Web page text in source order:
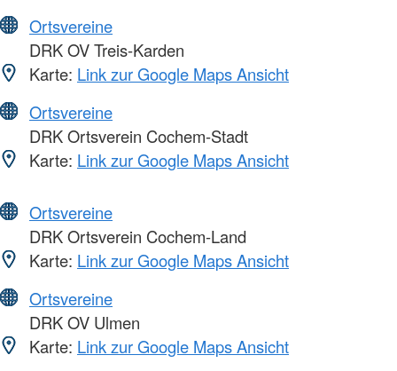
Ortsvereine
DRK OV Treis-Karden
Karte: Link zur Google Maps Ansicht
Ortsvereine
DRK Ortsverein Cochem-Stadt
Karte: Link zur Google Maps Ansicht
Ortsvereine
DRK Ortsverein Cochem-Land
Karte: Link zur Google Maps Ansicht
Ortsvereine
DRK OV Ulmen
Karte: Link zur Google Maps Ansicht